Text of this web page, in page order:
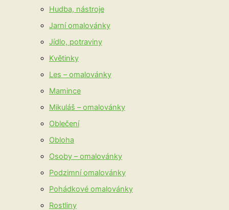
Hudba, nástroje
Jarní omalovánky
Jídlo, potraviny
Květinky
Les – omalovánky
Mamince
Mikuláš – omalovánky
Oblečení
Obloha
Osoby – omalovánky
Podzimní omalovánky
Pohádkové omalovánky
Rostliny